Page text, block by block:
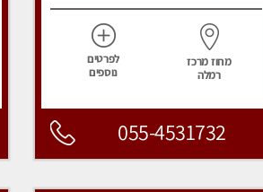
מחוז מרכז
רמלה
לפרטים
נוספים
055-4531732